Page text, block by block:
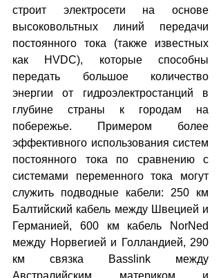
строит электросети на основе
высоковольтных линий передачи
постоянного тока (также известных
как HVDC), которые способны
передать большое количество
энергии от гидроэлектростанций в
глубине страны к городам на
побережье. Примером более
эффективного использования систем
постоянного тока по сравнению с
системами переменного тока могут
служить подводные кабели: 250 км
Балтийский кабель между Швецией и
Германией, 600 км кабель NorNed
между Норвегией и Голландией, 290
км связка Basslink между
Австралийским материком и